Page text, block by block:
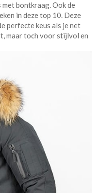
bontkraag. Ook de
in deze top 10. Deze
perfecte keus als je net
maar toch voor stijlvol en